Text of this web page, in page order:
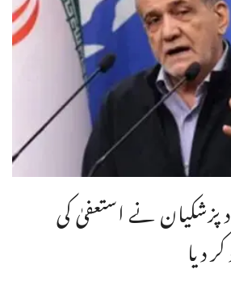
پزشکیان نے استعفیٰ کی
دیا